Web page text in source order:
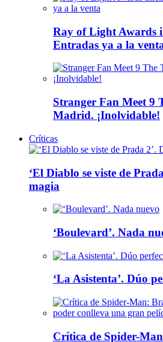
Ray of Light Awards
Entradas ya a la
Stranger Fan Meet 9
Madrid. ¡Inolvidable!
Críticas
‘El Diablo se viste de
magia
‘Boulevard’. Nada
‘La Asistenta’. Dúo
Crítica de Spider-